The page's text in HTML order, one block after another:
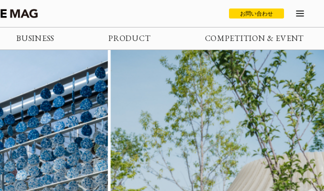
お問い合わせ
BUSINESS PRODUCT COMPETITION & EVENT